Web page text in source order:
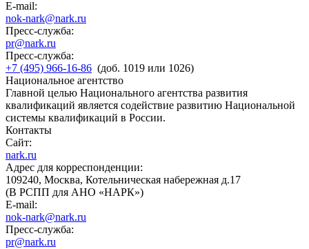
E-mail:
nok-nark@nark.ru
Пресс-служба:
pr@nark.ru
Пресс-служба:
+7 (495) 966-16-86 (доб. 1019 или 1026)
Национальное агентство
Главной целью Национального агентства развития
квалификаций является содействие развитию Национальной
системы квалификаций в России.
Контакты
Сайт:
nark.ru
Адрес для корреспонденции:
109240, Москва, Котельническая набережная д.17
(В РСПП для АНО «НАРК»)
E-mail:
nok-nark@nark.ru
Пресс-служба:
pr@nark.ru